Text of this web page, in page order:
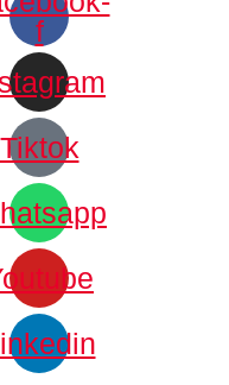
f
Tiktok